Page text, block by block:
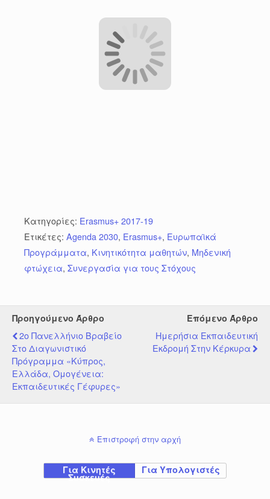
Κατηγορίες: Erasmus+ 2017-19
Ετικέτες: Agenda 2030, Erasmus+, Ευρωπαϊκά
Προγράμματα, Κινητικότητα μαθητών, Μηδενική
φτώχεια, Συνεργασία για τους Στόχους
Προηγούμενο Άρθρο
2ο Πανελλήνιο Βραβείο
Στο Διαγωνιστικό
Πρόγραμμα «Κύπρος,
Ελλάδα, Ομογένεια:
Εκπαιδευτικές Γέφυρες»
Επόμενο Άρθρο
Ημερήσια Εκπαιδευτική
Εκδρομή Στην Κέρκυρα
Επιστροφή στην αρχή
Για Κινητές
Συσκευές
Για Υπολογιστές